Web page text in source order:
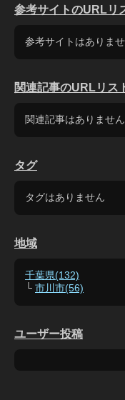
参考サイトのURLリ
参考サイトはありま
関連記事のURLリス
関連記事はありません
タグ
タグはありません
地域
千葉県(132)
└ 市川市(56)
ユーザー投稿